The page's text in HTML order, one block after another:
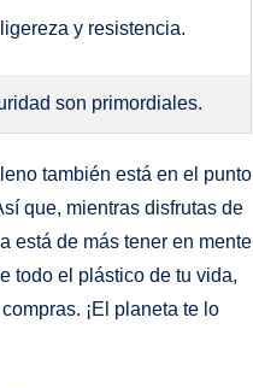
y resistencia.
son ‌primordiales.
también‌ está en ⁢el punto
⁢que, mientras disfrutas de
está‍ de más ​tener en‌ mente
todo el plástico de tu vida,
¡El planeta te ⁣lo​